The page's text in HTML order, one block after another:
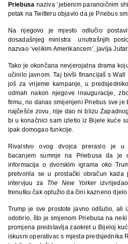
Priebusa naziva ‘jebenim paranoičnim
petak na Twitteru objavio da je Priebus
Na njegovo je mjesto odlučio
dosadašnjeg ministra unutrašnjih
nazvao ‘velikim Amerikancem’, javlja
Tako je okončana nevjerojatna drama
učinilo javnom. Taj bivši financijaš s
još za vrijeme kampanje, u
odmah nakon njegove inauguracije,
firmu, no danas smijenjeni Priebus sve je
najčešće zovu, nije dao ni blizu
bi u konačnici sam izletio iz Bijele kuće
ipak domogao funkcije.
Rivalstvo ovog dvojca preraslo je u
bacanjem sumnje na Priebusa da je
informacija o dvorskim igrama oko
pretvorila se u prostački obračun kada
intervjuu za
The New Yorker
trenutku čak optužio da čini kazneno
Trump je sve prostote javno odšutio, ali
odobrio, što je smjenom Priebusa na
promjena predstavlja zaokret u Bijeloj
iskusni operativac s mjesta predsjednika